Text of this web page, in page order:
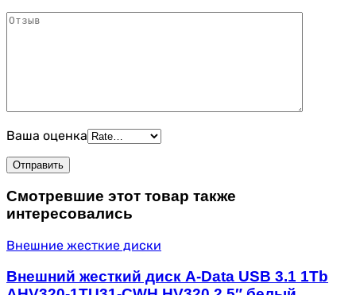
Ваша оценка
Смотревшие этот товар также
интересовались
Внешние жесткие диски
Внешний жесткий диск A-Data USB 3.1 1Tb